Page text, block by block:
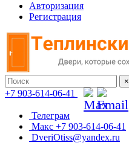
Авторизация
Регистрация
×
+7 903-614-06-41
Телеграм
Макс +7 903-614-06-41
DveriOtiss@yandex.ru